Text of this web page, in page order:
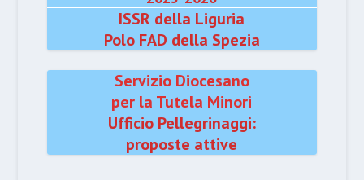
ISSR della Liguria
Polo FAD della Spezia
Servizio Diocesano
per la Tutela Minori
Ufficio Pellegrinaggi:
proposte attive